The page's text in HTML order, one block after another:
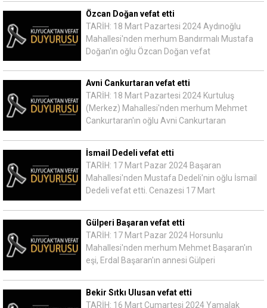
Özcan Doğan vefat etti
TARİH: 18 Mart Pazartesi 2024 Aydınoğlu
Mahallesi'nden merhum Bandırmalı Mustafa
Doğan'ın oğlu Özcan Doğan vefat
Avni Cankurtaran vefat etti
TARİH: 18 Mart Pazartesi 2024 Kurtuluş
(Merkez) Mahallesi'nden merhum Mehmet
Cankurtaran'ın oğlu Avni Cankurtaran
İsmail Dedeli vefat etti
TARİH: 17 Mart Pazar 2024 Başaran
Mahallesi'nden Mustafa Dedeli'nin oğlu İsmail
Dedeli vefat etti. Cenazesi 17 Mart
Gülperi Başaran vefat etti
TARİH: 17 Mart Pazar 2024 Horsunlu
Mahallesi'nden merhum Mehmet Başaran'ın
eşi, Erdal Başaran'ın annesi Gülperi
Bekir Sıtkı Ulusan vefat etti
TARİH: 16 Mart Cumartesi 2024 Yamalak